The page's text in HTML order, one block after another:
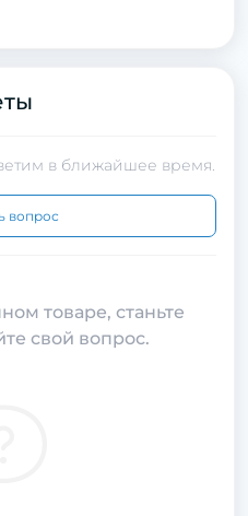
в ближайшее время.
вопрос
товаре, станьте
свой вопрос.